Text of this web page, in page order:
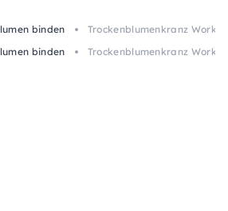
binden
Trockenblumenkranz
binden Trockenblumenkranz